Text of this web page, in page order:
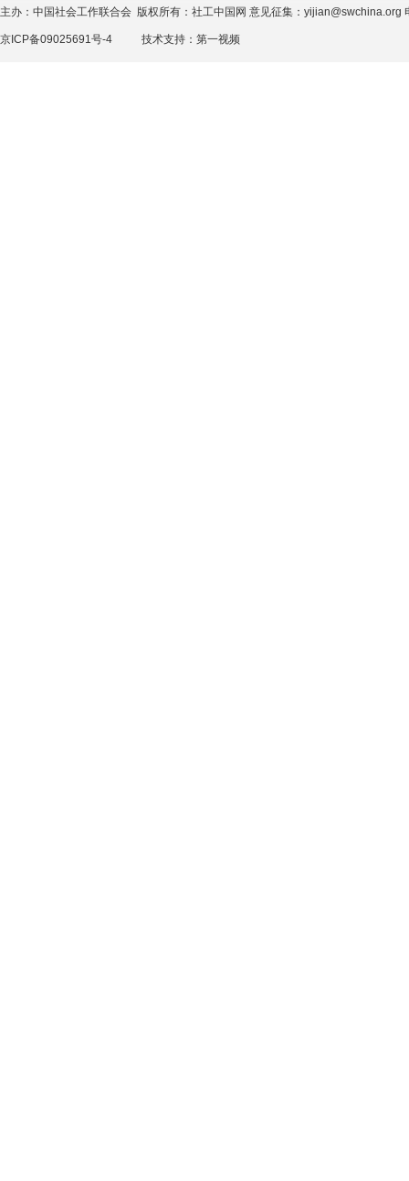
主办：中国社会工作联合会 版权所有：社工中国网 意见征集：yijian@swchina.org
京ICP备09025691号-4 技术支持： 第一视频